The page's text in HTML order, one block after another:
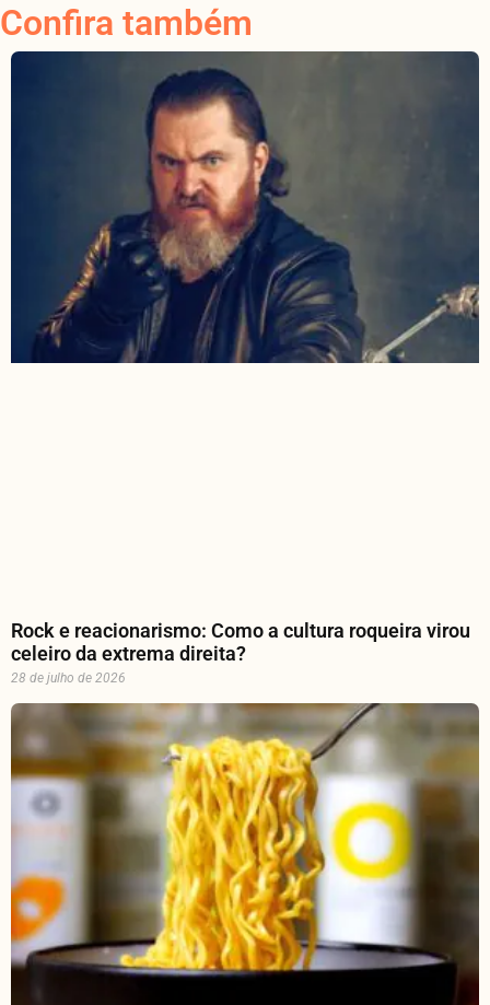
Confira também
Rock e reacionarismo: Como a cultura roqueira virou
celeiro da extrema direita?
28 de julho de 2026